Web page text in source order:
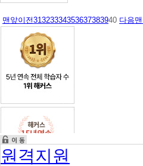
맨앞이전31323334353637383940 다음
원격지원